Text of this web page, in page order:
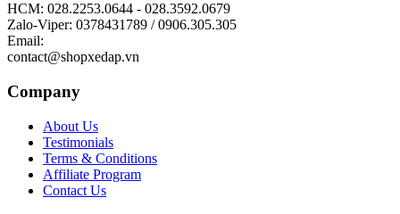
HCM: 028.2253.0644 - 028.3592.0679
Zalo-Viper: 0378431789 / 0906.305.305
Email:
contact@shopxedap.vn
Company
About Us
Testimonials
Terms & Conditions
Affiliate Program
Contact Us